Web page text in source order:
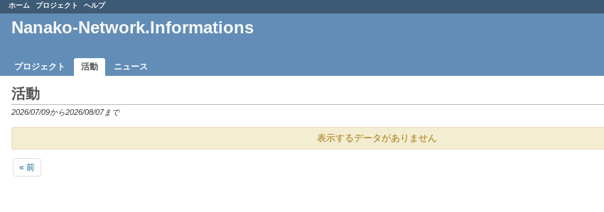
ホーム プロジェクト ヘルプ
Nanako-Network.Informations
プロジェクト 活動 ニュース
活動
2026/07/09から2026/08/07まで
表示するデータがありません
« 前